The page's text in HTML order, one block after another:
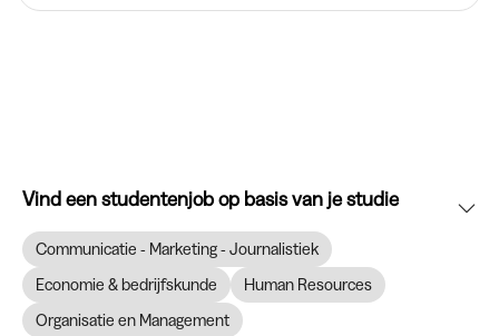
Vind een studentenjob op basis van je studie
Communicatie - Marketing - Journalistiek
Economie & bedrijfskunde
Human Resources
Organisatie en Management